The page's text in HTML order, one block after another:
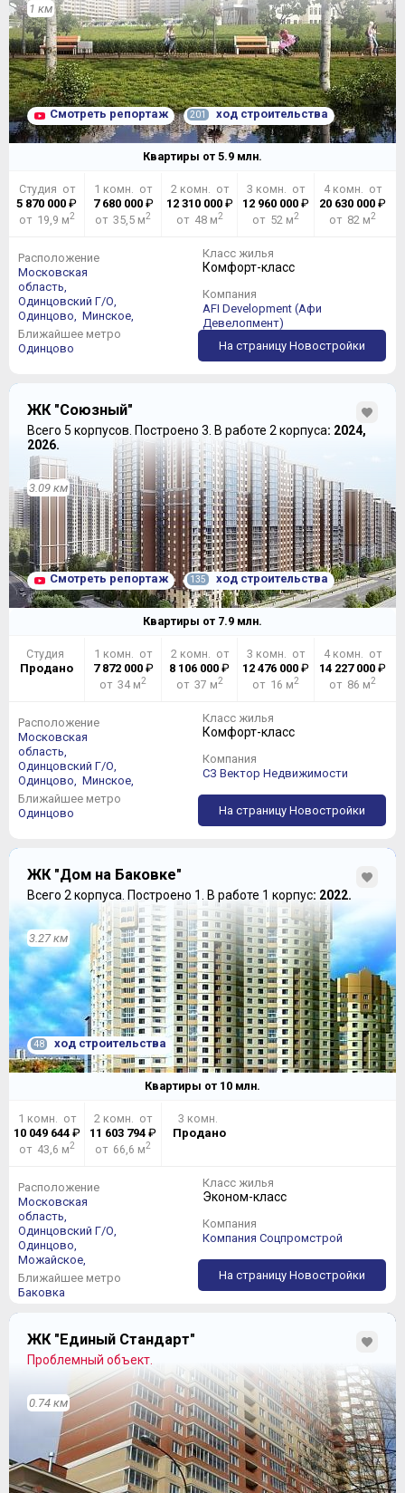
1 км
Смотреть репортаж 201 ход строительства
Квартиры от 5.9 млн.
Студия от
5 870 000 ₽
от 19,9 м2
1 комн. от
7 680 000₽
от 35,5 м2
2 комн. от
12 310 000₽
от 48 м2
3 комн. от
12 960 000 ₽
от 52 м2
4 комн. от
20 630 000₽
от 82 м2
Расположение
Московская
область,
Одинцовский Г/О,
Одинцово,
Минское,
Ближайшее метро
Одинцово
Класс жилья
Комфорт-класс
Компания
AFI Development (Афи
Девелопмент)
На страницу Новостройки
ЖК "Союзный"
Всего 5 корпусов. Построено 3. В работе 2 корпуса: 2024,
2026.
3.09 км
Смотреть репортаж 135 ход строительства
Квартиры от 7.9 млн.
Студия
Продано
1 комн. от
7 872 000₽
от 34 м2
2 комн. от
8 106 000 ₽
от 37 м2
3 комн. от
12 476 000 ₽
от 16 м2
4 комн. от
14 227 000₽
от 86 м2
Расположение
Московская
область,
Одинцовский Г/О,
Одинцово,
Минское,
Ближайшее метро
Одинцово
Класс жилья
Комфорт-класс
Компания
СЗ Вектор Недвижимости
На страницу Новостройки
ЖК "Дом на Баковке"
Всего 2 корпуса. Построено 1. В работе 1 корпус: 2022.
3.27 км
48 ход строительства
Квартиры от 10 млн.
1 комн. от
10 049 644₽
от 43,6 м2
2 комн. от
11 603 794 ₽
от 66,6 м2
3 комн.
Продано
Расположение
Московская
область,
Одинцовский Г/О,
Одинцово,
Можайское,
Ближайшее метро
Баковка
Класс жилья
Эконом-класс
Компания
Компания Соцпромстрой
На страницу Новостройки
ЖК "Единый Стандарт"
Проблемный объект.
0.74 км